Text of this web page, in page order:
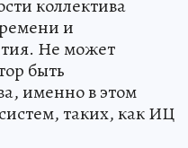
коллектива
и
Не может
быть
именно в этом
таких, как ИЦ